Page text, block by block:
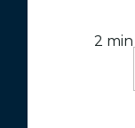
2 min